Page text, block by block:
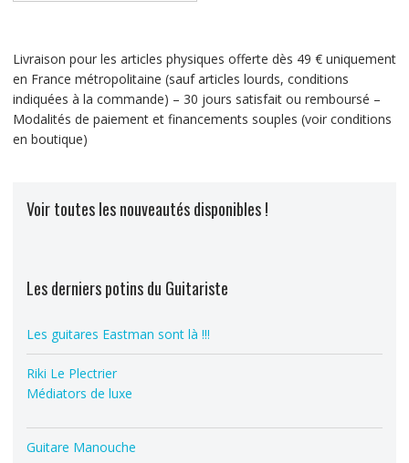
Livraison pour les articles physiques offerte dès 49 € uniquement
en France métropolitaine (sauf articles lourds, conditions
indiquées à la commande) – 30 jours satisfait ou remboursé –
Modalités de paiement et financements souples (voir conditions
en boutique)
Voir toutes les nouveautés disponibles !
Les derniers potins du Guitariste
Les guitares Eastman sont là !!!
Riki Le Plectrier
Médiators de luxe
Guitare Manouche